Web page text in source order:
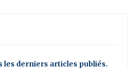
les derniers articles publiés.